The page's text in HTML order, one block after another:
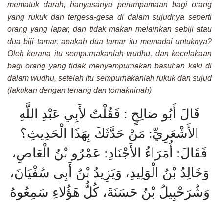
mematuk darah, hanyasanya perumpamaan bagi orang
yang rukuk dan tergesa-gesa di dalam sujudnya seperti
orang yang lapar, dan tidak makan melainkan sebiji atau
dua biji tamar, apakah dua tamar itu memadai untuknya?
Oleh kerana itu sempurnakanlah wudhu, dan kecelakaan
bagi orang yang tidak menyempurnakan basuhan kaki di
dalam wudhu, setelah itu sempurnakanlah rukuk dan sujud
(lakukan dengan tenang dan tomakninah)
قَالَ أَبُو صَالِحٍ : فَقُلْتُ لأَبِي عَبْدِ اللَّهِ
الأَشْعَرِيِّ: مَنْ حَدَّثَكَ بِهَذَا الْحَدِيثِ؟
فَقَالَ: أُمَرَاءُ الأَجْنَادِ: عَمْرُو بْنُ الْعَاصِ،
وَخَالِدُ بْنُ الْوَلِيدِ، وَيَزِيدُ بْنُ أَبِي سُفْيَانَ،
وَشُرَحْبِيلُ بْنُ حَسَنَةَ، كُلُّ هَؤُلاءِ سَمِعُوهُ